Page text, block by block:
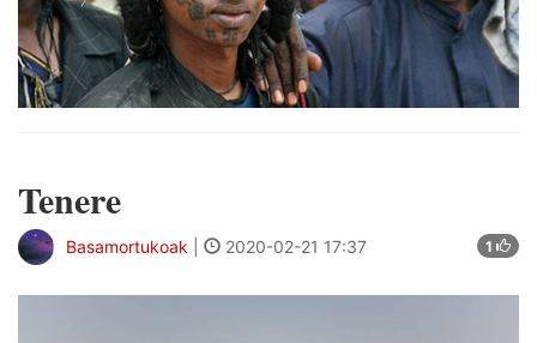
Tenere
1
Basamortukoak 2020-02-21 17:37